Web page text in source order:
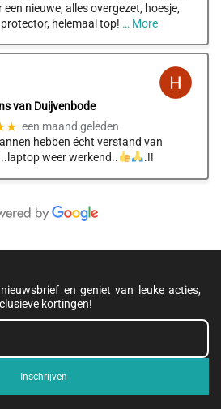
een nieuwe, alles overgezet, hoesje,
helemaal top! … More
van Duijvenbode
een maand geleden
hebben écht verstand van
weer werkend..
.!!
en geniet van leuke acties,
kortingen!
Inschrijven